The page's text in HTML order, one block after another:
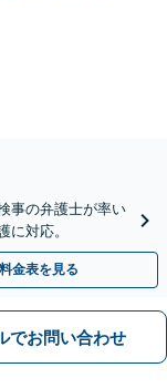
事の弁護士が率い
に対応。
料金表を見る
でお問い合わせ